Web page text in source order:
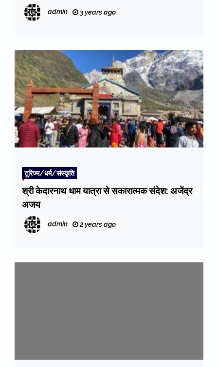
केदारनाथ धाम में भक्ति में लीन
admin 3 years ago
टूरिज्म/धर्म/संस्कृति
श्री केदारनाथ धाम यात्रा से सकारात्मक संदेश: अजेंद्र
अजय
admin 2 years ago